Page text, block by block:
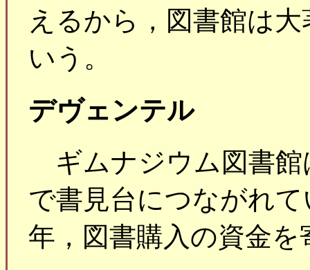
えるから，図書館は
いう。
デヴェンテル
ギムナジウム図書館
で書見台につながれ
年，図書購入の資金